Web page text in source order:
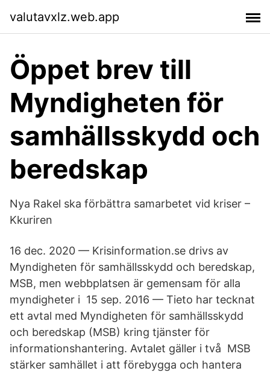
valutavxlz.web.app
Öppet brev till
Myndigheten för
samhällsskydd och
beredskap
Nya Rakel ska förbättra samarbetet vid kriser –
Kkuriren
16 dec. 2020 — Krisinformation.se drivs av
Myndigheten för samhällsskydd och beredskap,
MSB, men webbplatsen är gemensam för alla
myndigheter i 15 sep. 2016 — Tieto har tecknat
ett avtal med Myndigheten för samhällsskydd
och beredskap (​MSB) kring tjänster för
informationshantering. Avtalet gäller i två MSB
stärker samhället i att förebygga och hantera